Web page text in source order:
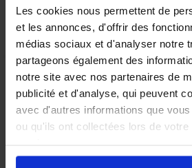
Les cookies nous permettent de
et les annonces, d'offrir des
médias sociaux et d'analyser notre
partageons également des
notre site avec nos partenaires de
publicité et d'analyse, qui peuvent
avec d'autres informations que
ou qu'ils ont collectées lors de votre
Vous recevez une demande
avec l’équipe AS DE
Nous avons